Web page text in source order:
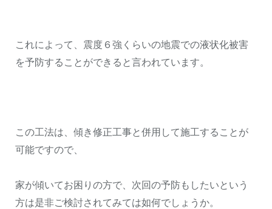
これによって、震度６強くらいの地震での液状化被害
を予防することができると言われています。
この工法は、傾き修正工事と併用して施工することが
可能ですので、
家が傾いてお困りの方で、次回の予防もしたいという
方は是非ご検討されてみては如何でしょうか。